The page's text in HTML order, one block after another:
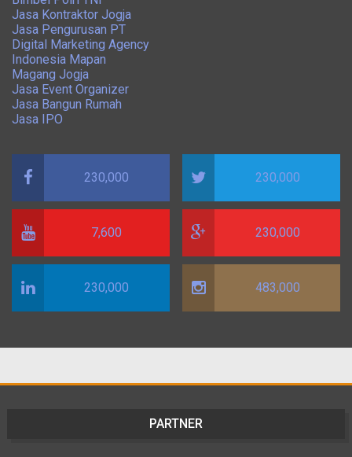
Jasa Kontraktor Jogja
Jasa Pengurusan PT
Digital Marketing Agency
Indonesia Mapan
Magang Jogja
Jasa Event Organizer
Jasa Bangun Rumah
Jasa IPO
230,000 230,000
7,600 230,000
230,000 483,000
PARTNER